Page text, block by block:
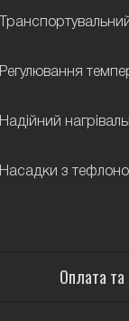
Регулювання
Надійний
Насадки з
Оплата та